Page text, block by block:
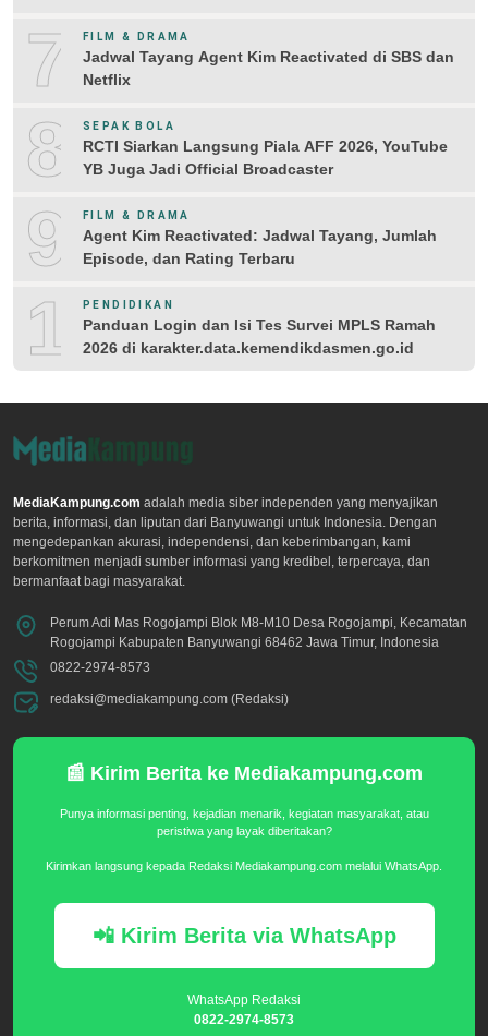
7
FILM & DRAMA
Jadwal Tayang Agent Kim Reactivated di SBS dan
Netflix
8 SEPAK BOLA
RCTI Siarkan Langsung Piala AFF 2026, YouTube
YB Juga Jadi Official Broadcaster
9 FILM & DRAMA
Agent Kim Reactivated: Jadwal Tayang, Jumlah
Episode, dan Rating Terbaru
10PENDIDIKAN
Panduan Login dan Isi Tes Survei MPLS Ramah
2026 di karakter.data.kemendikdasmen.go.id
MediaKampung.com adalah media siber independen yang menyajikan
berita, informasi, dan liputan dari Banyuwangi untuk Indonesia. Dengan
mengedepankan akurasi, independensi, dan keberimbangan, kami
berkomitmen menjadi sumber informasi yang kredibel, terpercaya, dan
bermanfaat bagi masyarakat.
Perum Adi Mas Rogojampi Blok M8-M10 Desa Rogojampi, Kecamatan
Rogojampi Kabupaten Banyuwangi 68462 Jawa Timur, Indonesia
0822-2974-8573
redaksi@mediakampung.com (Redaksi)
📰 Kirim Berita ke Mediakampung.com
Punya informasi penting, kejadian menarik, kegiatan masyarakat, atau
peristiwa yang layak diberitakan?
Kirimkan langsung kepada Redaksi Mediakampung.com melalui WhatsApp.
📲 Kirim Berita via WhatsApp
WhatsApp Redaksi
0822-2974-8573